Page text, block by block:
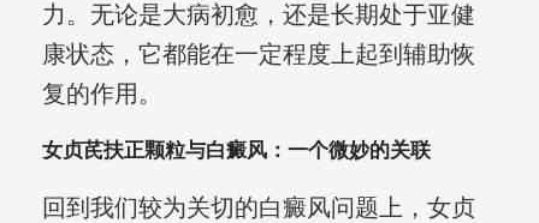
力。无论是大病初愈，还是长期处于亚健
康状态，它都能在一定程度上起到辅助恢
复的作用。
女贞芪扶正颗粒与白癜风：一个微妙的关联
回到我们较为关切的白癜风问题上，女贞